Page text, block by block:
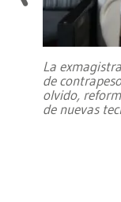
La
de
olvido,
de nuevas